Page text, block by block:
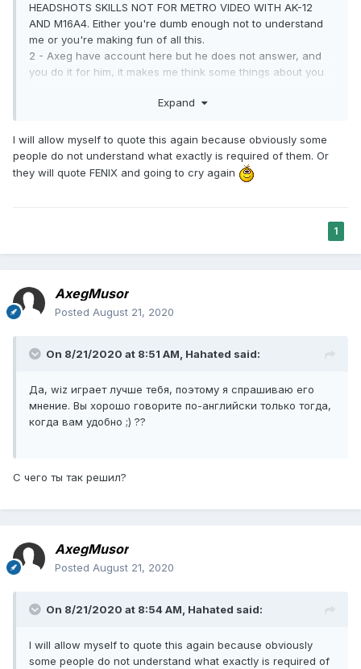
HEADSHOTS SKILLS NOT FOR METRO VIDEO WITH AK-12
AND M16A4. Either you're dumb enough not to understand
me or you're making fun of all this.
2 - Axeg have account here but he does not answer, and
you do it for him, it makes me think some things about you
3 - His name from Axeg_huesos (correct me if I'm wrong
P*ssyDestroyer. Obviously offensive names, but obviously
the rules only apply to some and not to others.
4 - You immediately start with - LET'S VOTE. So you and
your friends going to vote for him and going to save
Expand
I will allow myself to quote this again because obviously some
people do not understand what exactly is required of them. Or
they will quote FENIX and going to cry again
1
AxegMusor
Posted August 21, 2020
On 8/21/2020 at 8:51 AM, Hahated said:
Да, wiz играет лучше тебя, поэтому я спрашиваю его
мнение. Вы хорошо говорите по-английски только тогда,
когда вам удобно ;) ??
С чего ты так решил?
AxegMusor
Posted August 21, 2020
On 8/21/2020 at 8:54 AM, Hahated said:
I will allow myself to quote this again because obviously
some people do not understand what exactly is required of